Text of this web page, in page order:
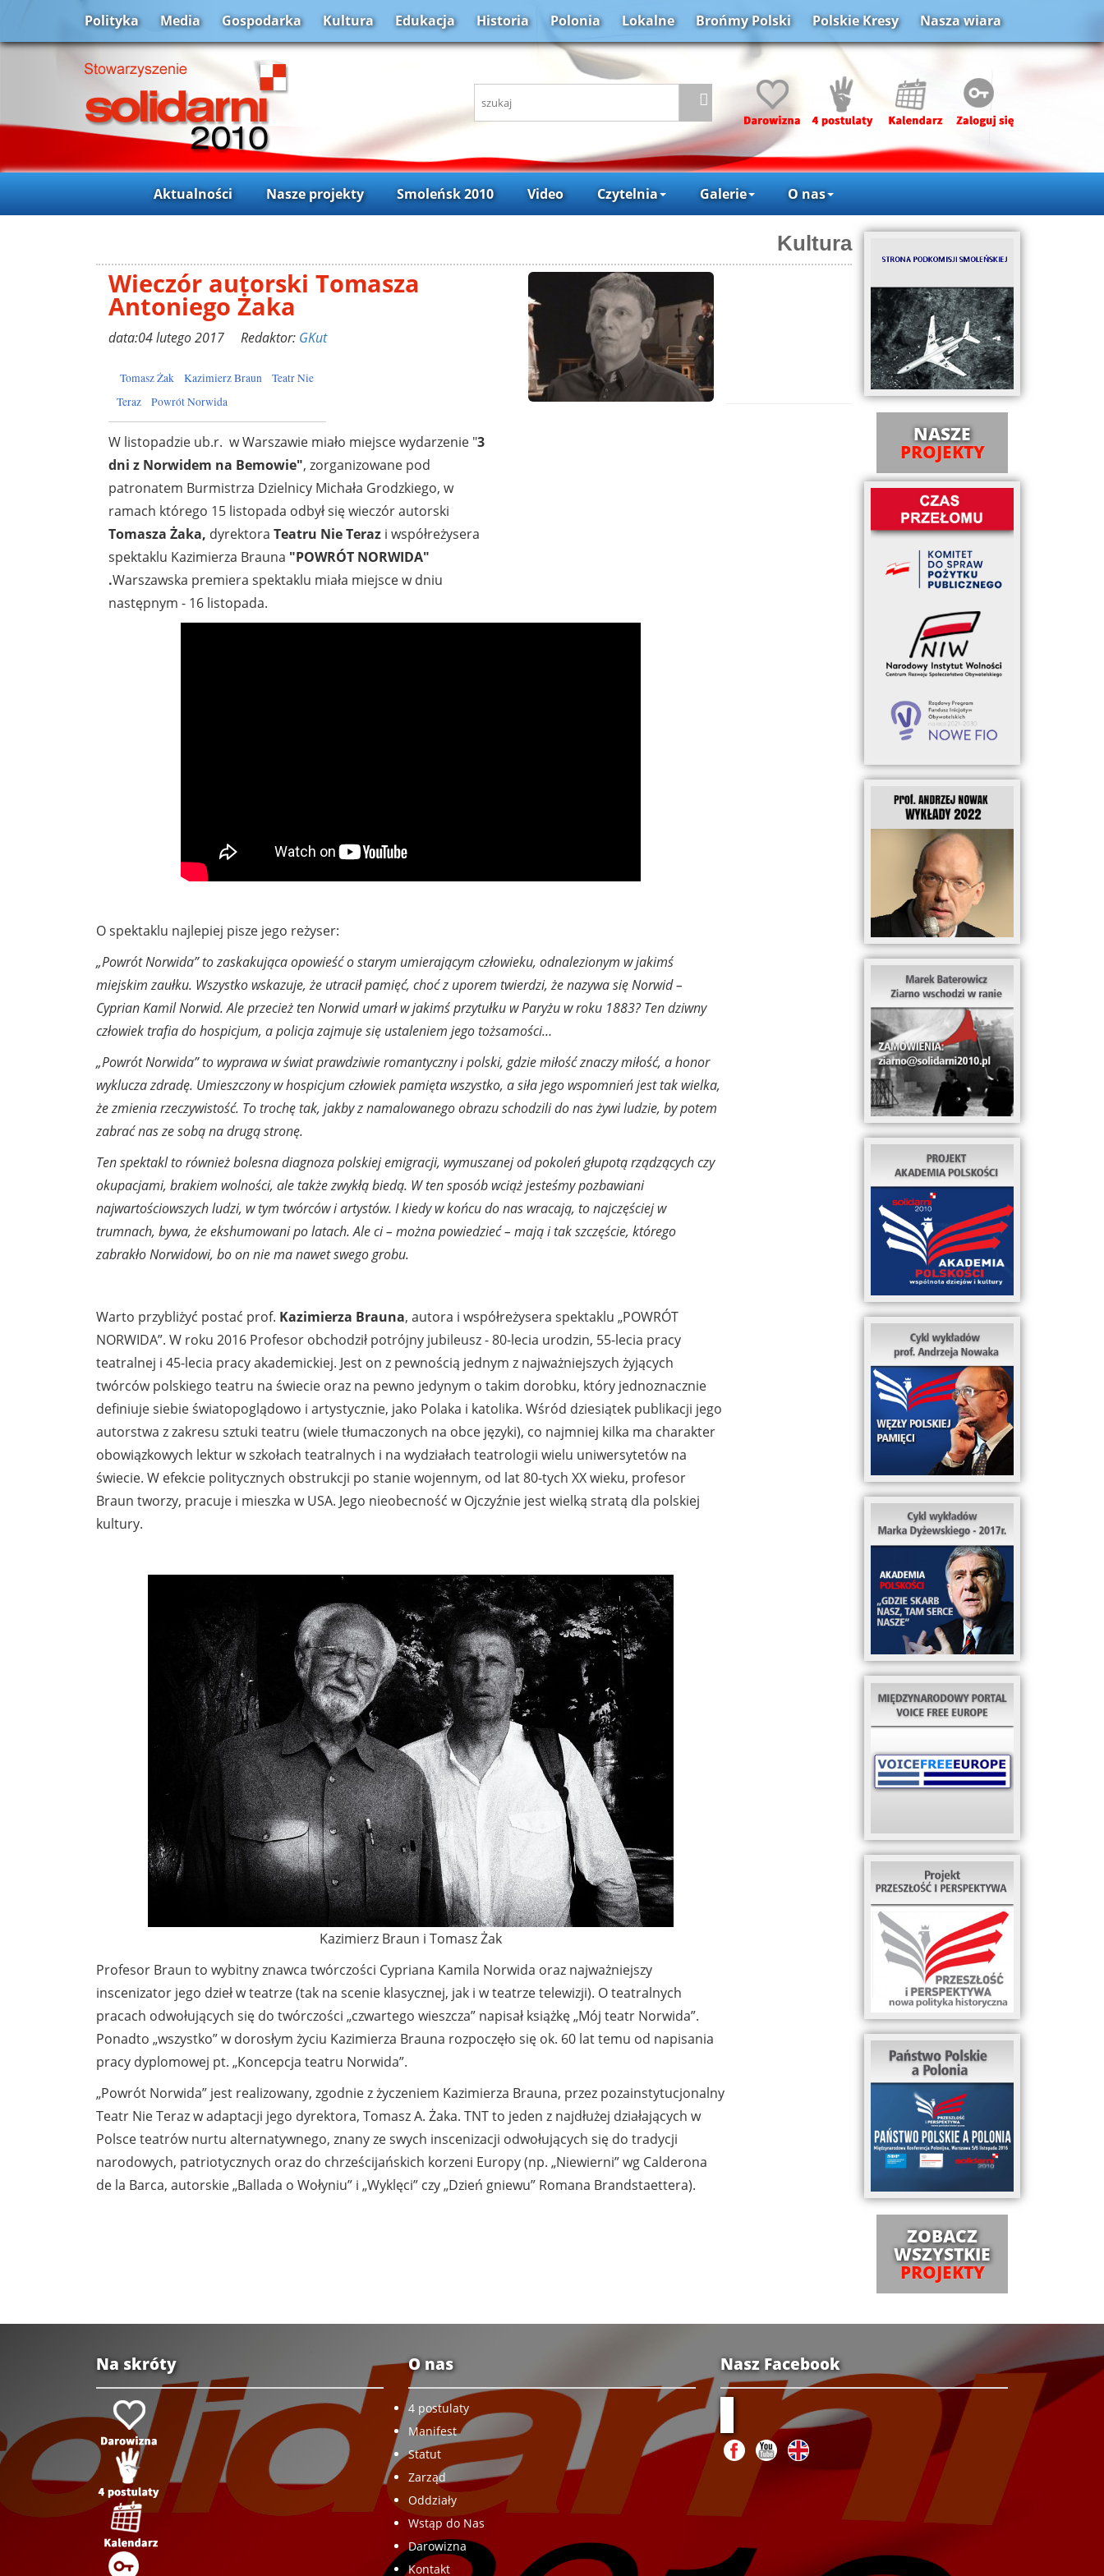
Polityka Media Gospodarka Kultura Edukacja Historia Polonia Lokalne Brońmy Polski Polskie Kresy Nasza wiara
Aktualności Nasze projekty Smoleńsk 2010 Video Czytelnia Galerie O nas
Kultura
Wieczór autorski Tomasza
Antoniego Żaka
data:04 lutego 2017 Redaktor: GKut
Tomasz Żak Kazimierz Braun
Teatr Nie
Teraz
Powrót Norwida
W listopadzie ub.r. w Warszawie miało miejsce wydarzenie "3
dni z Norwidem na Bemowie", zorganizowane pod
patronatem Burmistrza Dzielnicy Michała Grodzkiego, w
ramach którego 15 listopada odbył się wieczór autorski
Tomasza Żaka, dyrektora Teatru Nie Teraz i współreżysera
spektaklu Kazimierza Brauna "POWRÓT NORWIDA"
.Warszawska premiera spektaklu miała miejsce w dniu
następnym - 16 listopada.
O spektaklu najlepiej pisze jego reżyser:
„Powrót Norwida” to zaskakująca opowieść o starym umierającym człowieku, odnalezionym w jakimś
miejskim zaułku. Wszystko wskazuje, że utracił pamięć, choć z uporem twierdzi, że nazywa się Norwid –
Cyprian Kamil Norwid. Ale przecież ten Norwid umarł w jakimś przytułku w Paryżu w roku 1883? Ten dziwny
człowiek trafia do hospicjum, a policja zajmuje się ustaleniem jego tożsamości…
„Powrót Norwida” to wyprawa w świat prawdziwie romantyczny i polski, gdzie miłość znaczy miłość, a honor
wyklucza zdradę. Umieszczony w hospicjum człowiek pamięta wszystko, a siła jego wspomnień jest tak wielka,
że zmienia rzeczywistość. To trochę tak, jakby z namalowanego obrazu schodzili do nas żywi ludzie, by potem
zabrać nas ze sobą na drugą stronę.
Ten spektakl to również bolesna diagnoza polskiej emigracji, wymuszanej od pokoleń głupotą rządzących czy
okupacjami, brakiem wolności, ale także zwykłą biedą. W ten sposób wciąż jesteśmy pozbawiani
najwartościowszych ludzi, w tym twórców i artystów. I kiedy w końcu do nas wracają, to najczęściej w
trumnach, bywa, że ekshumowani po latach. Ale ci – można powiedzieć – mają i tak szczęście, którego
zabrakło Norwidowi, bo on nie ma nawet swego grobu.
Warto przybliżyć postać prof. Kazimierza Brauna, autora i współreżysera spektaklu „POWRÓT
NORWIDA”. W roku 2016 Profesor obchodził potrójny jubileusz - 80-lecia urodzin, 55-lecia pracy
teatralnej i 45-lecia pracy akademickiej. Jest on z pewnością jednym z najważniejszych żyjących
twórców polskiego teatru na świecie oraz na pewno jedynym o takim dorobku, który jednoznacznie
definiuje siebie światopoglądowo i artystycznie, jako Polaka i katolika. Wśród dziesiątek publikacji jego
autorstwa z zakresu sztuki teatru (wiele tłumaczonych na obce języki), co najmniej kilka ma charakter
obowiązkowych lektur w szkołach teatralnych i na wydziałach teatrologii wielu uniwersytetów na
świecie. W efekcie politycznych obstrukcji po stanie wojennym, od lat 80-tych XX wieku, profesor
Braun tworzy, pracuje i mieszka w USA. Jego nieobecność w Ojczyźnie jest wielką stratą dla polskiej
kultury.
Kazimierz Braun i Tomasz Żak
Profesor Braun to wybitny znawca twórczości Cypriana Kamila Norwida oraz najważniejszy
inscenizator jego dzieł w teatrze (tak na scenie klasycznej, jak i w teatrze telewizji). O teatralnych
pracach odwołujących się do twórczości „czwartego wieszcza” napisał książkę „Mój teatr Norwida”.
Ponadto „wszystko” w dorosłym życiu Kazimierza Brauna rozpoczęło się ok. 60 lat temu od napisania
pracy dyplomowej pt. „Koncepcja teatru Norwida”.
„Powrót Norwida” jest realizowany, zgodnie z życzeniem Kazimierza Brauna, przez pozainstytucjonalny
Teatr Nie Teraz w adaptacji jego dyrektora, Tomasz A. Żaka. TNT to jeden z najdłużej działających w
Polsce teatrów nurtu alternatywnego, znany ze swych inscenizacji odwołujących się do tradycji
narodowych, patriotycznych oraz do chrześcijańskich korzeni Europy (np. „Niewierni” wg Calderona
de la Barca, autorskie „Ballada o Wołyniu” i „Wyklęci” czy „Dzień gniewu” Romana Brandstaettera).
NASZE
PROJEKTY
ZOBACZ
WSZYSTKIE
PROJEKTY
Na skróty O nas
4 postulaty
Manifest
Statut
Zarząd
Oddziały
Wstąp do Nas
Darowizna
Kontakt
Nasz Facebook